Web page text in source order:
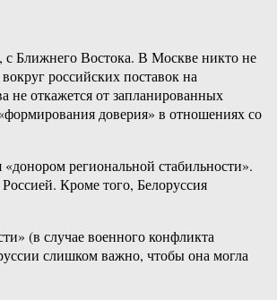
с Ближнего Востока. В Москве никто не
российских поставок на
не откажется от запланированных
доверия» в отношениях со
региональной стабильности».
Кроме того, Белоруссия
(в случае военного конфликта
слишком важно, чтобы она могла